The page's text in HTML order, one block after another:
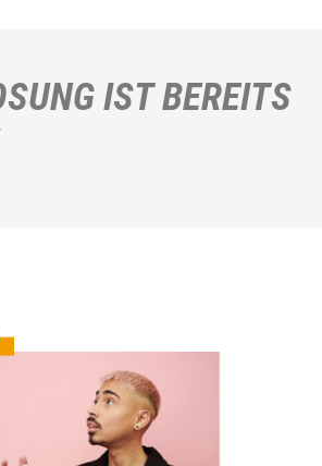
IST BEREITS